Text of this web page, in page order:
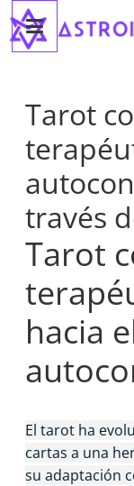
Saltar
contenido
Tarot
través
Tarot
hacia
El tarot ha
cartas a una
su adaptación